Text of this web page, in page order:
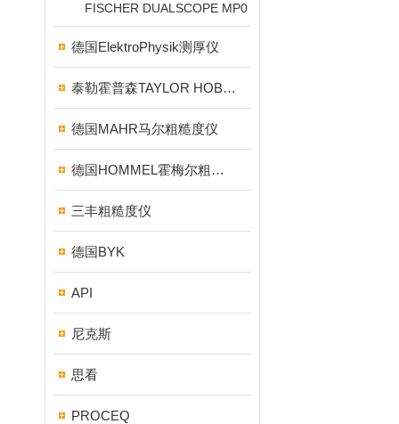
FISCHER DUALSCOPE MP0
德国ElektroPhysik测厚仪
泰勒霍普森TAYLOR HOBSON粗糙度仪
德国MAHR马尔粗糙度仪
德国HOMMEL霍梅尔粗糙度仪
三丰粗糙度仪
德国BYK
API
尼克斯
思看
PROCEQ